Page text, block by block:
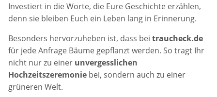
Investiert in die Worte, die Eure Geschichte erzählen,
denn sie bleiben Euch ein Leben lang in Erinnerung.
Besonders hervorzuheben ist, dass beitraucheck.de
für jede Anfrage Bäume gepflanzt werden. So tragt Ihr
nicht nur zu einer unvergesslichen
Hochzeitszeremonie bei, sondern auch zu einer
grüneren Welt.